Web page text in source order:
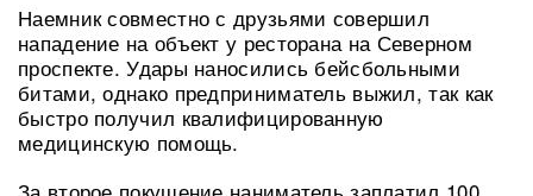
Наемник совместно с друзьями совершил
нападение на объект у ресторана на Северном
проспекте. Удары наносились бейсбольными
битами, однако предприниматель выжил, так как
быстро получил квалифицированную
медицинскую помощь.
За второе покушение наниматель заплатил 100